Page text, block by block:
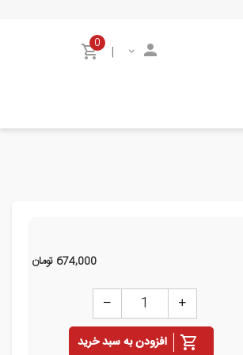
|
0
674,000 تومان
افزودن به سبد خرید